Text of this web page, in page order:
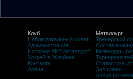
Клуб
Наблюдательный совет
Администрация
История ХК "Металлург"
Хоккей в Жлобине
Контакты
Арена
Металлург
Тренерский
Состав
Календарь,
Турнирная
Статистика
Зал славы
Архив по